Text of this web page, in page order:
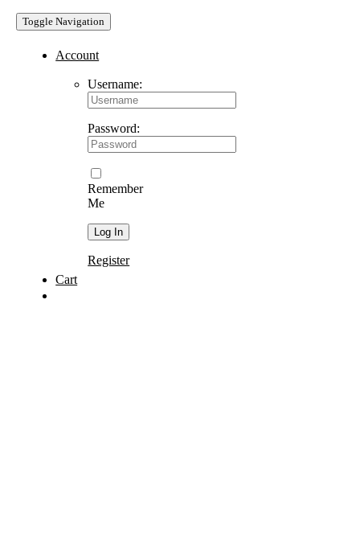
Toggle Navigation
Account
Username:
Password:
Remember
Me
Register
Cart